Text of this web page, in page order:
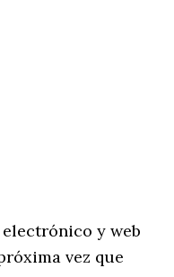
y web
vez que